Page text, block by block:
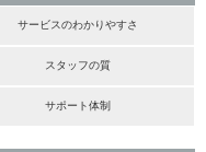
サービスのわかりやすさ
スタッフの質
サポート体制